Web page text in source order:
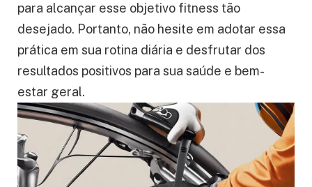
para alcançar esse objetivo fitness tão
desejado. Portanto, não hesite em adotar essa
prática em sua rotina diária e desfrutar dos
resultados positivos para sua saúde e bem-
estar geral.